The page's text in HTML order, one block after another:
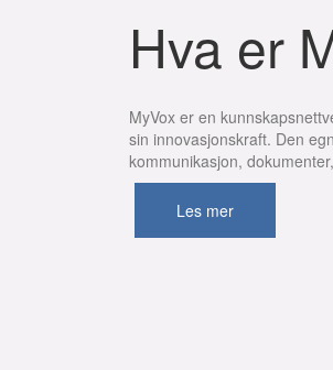
Hva er
MyVox er en
sin innovasjonskraft. Den
kommunikasjon,
Les mer